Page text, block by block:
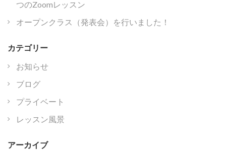
つのZoomレッスン
オープンクラス（発表会）を行いました！
カテゴリー
お知らせ
ブログ
プライベート
レッスン風景
アーカイブ